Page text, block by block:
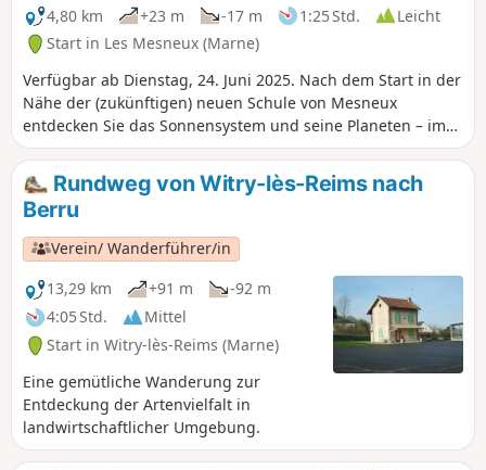
Sehenswürdigkeiten: natürlich die
Kathedrale, aber auch die Basilika Saint-
Rémi, die gallorömischen Überreste oder die
Radierungen von Albrecht Dürer. Dann
verlassen Sie diese schöne Stadt und
wandern weiter durch Weinberge und
Wälder in Richtung des Massif de Saint-
Thierry, einem der vier Anbaugebiete der
Champagne.
4,80 km
+23 m -17 m 1:25 Std.
Leicht
Start in Les Mesneux (Marne)
Verfügbar ab Dienstag, 24. Juni 2025. Nach dem Start in der
Nähe der (zukünftigen) neuen Schule von Mesneux
entdecken Sie das Sonnensystem und seine Planeten – im
menschlichen Maßstab – auf den Wegen rund um das Dorf,
inmitten von Feldern und Weinbergen. Parkplätze: siehe
unten „Praktische Informationen”.
Rundweg von Witry-lès-Reims nach
Berru
Verein/ Wanderführer/in
13,29 km
+91 m
-92 m
4:05 Std.
Mittel
Start in Witry-lès-Reims (Marne)
Eine gemütliche Wanderung zur
Entdeckung der Artenvielfalt in
landwirtschaftlicher Umgebung.